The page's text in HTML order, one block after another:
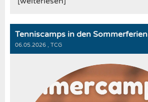
Tenniscamps in den Sommerferien
06.05.2026 , TCG